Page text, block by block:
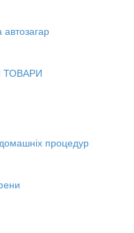
ТОВАРИ
процедур